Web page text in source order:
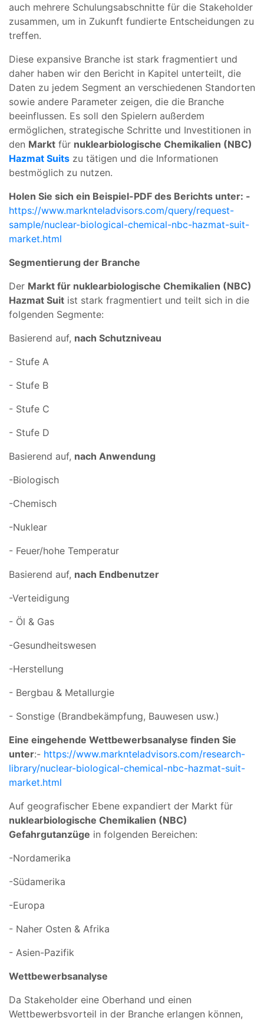
auch mehrere Schulungsabschnitte für die Stakeholder
zusammen, um in Zukunft fundierte Entscheidungen zu
treffen.
Diese expansive Branche ist stark fragmentiert und
daher haben wir den Bericht in Kapitel unterteilt, die
Daten zu jedem Segment an verschiedenen Standorten
sowie andere Parameter zeigen, die die Branche
beeinflussen. Es soll den Spielern außerdem
ermöglichen, strategische Schritte und Investitionen in
den Markt für nuklearbiologische Chemikalien (NBC)
Hazmat Suits zu tätigen und die Informationen
bestmöglich zu nutzen.
Holen Sie sich ein Beispiel-PDF des Berichts unter: -
https://www.marknteladvisors.com/query/request-
sample/nuclear-biological-chemical-nbc-hazmat-suit-
market.html
Segmentierung der Branche
Der Markt für nuklearbiologische Chemikalien (NBC)
Hazmat Suit ist stark fragmentiert und teilt sich in die
folgenden Segmente:
Basierend auf, nach Schutzniveau
- Stufe A
- Stufe B
- Stufe C
- Stufe D
Basierend auf, nach Anwendung
-Biologisch
-Chemisch
-Nuklear
- Feuer/hohe Temperatur
Basierend auf, nach Endbenutzer
-Verteidigung
- Öl & Gas
-Gesundheitswesen
-Herstellung
- Bergbau & Metallurgie
- Sonstige (Brandbekämpfung, Bauwesen usw.)
Eine eingehende Wettbewerbsanalyse finden Sie
unter:- https://www.marknteladvisors.com/research-
library/nuclear-biological-chemical-nbc-hazmat-suit-
market.html
Auf geografischer Ebene expandiert der Markt für
nuklearbiologische Chemikalien (NBC)
Gefahrgutanzüge in folgenden Bereichen:
-Nordamerika
-Südamerika
-Europa
- Naher Osten & Afrika
- Asien-Pazifik
Wettbewerbsanalyse
Da Stakeholder eine Oberhand und einen
Wettbewerbsvorteil in der Branche erlangen können,